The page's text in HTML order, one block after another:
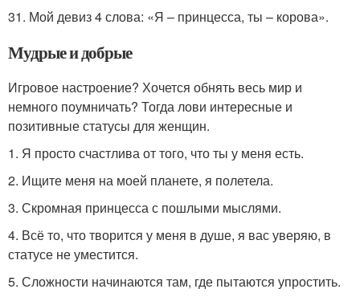
31. Мой девиз 4 слова: «Я – принцесса, ты – корова».
Мудрые и добрые
Игровое настроение? Хочется обнять весь мир и
немного поумничать? Тогда лови интересные и
позитивные статусы для женщин.
1. Я просто счастлива от того, что ты у меня есть.
2. Ищите меня на моей планете, я полетела.
3. Скромная принцесса с пошлыми мыслями.
4. Всё то, что творится у меня в душе, я вас уверяю, в
статусе не уместится.
5. Сложности начинаются там, где пытаются упростить.